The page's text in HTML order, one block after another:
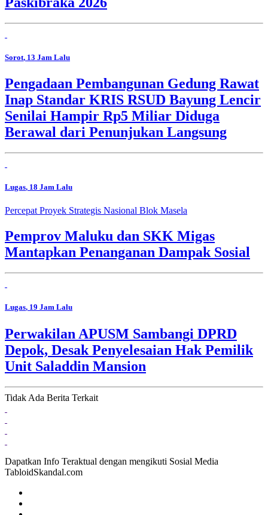
Sorot, 13 Jam Lalu
Pengadaan Pembangunan Gedung Rawat
Inap Standar KRIS RSUD Bayung Lencir
Senilai Hampir Rp5 Miliar Diduga
Berawal dari Penunjukan Langsung
Lugas, 18 Jam Lalu
Percepat Proyek Strategis Nasional Blok Masela
Pemprov Maluku dan SKK Migas
Mantapkan Penanganan Dampak Sosial
Lugas, 19 Jam Lalu
Perwakilan APUSM Sambangi DPRD
Depok, Desak Penyelesaian Hak Pemilik
Unit Saladdin Mansion
Tidak Ada Berita Terkait
Dapatkan Info Teraktual dengan mengikuti Sosial Media
TabloidSkandal.com